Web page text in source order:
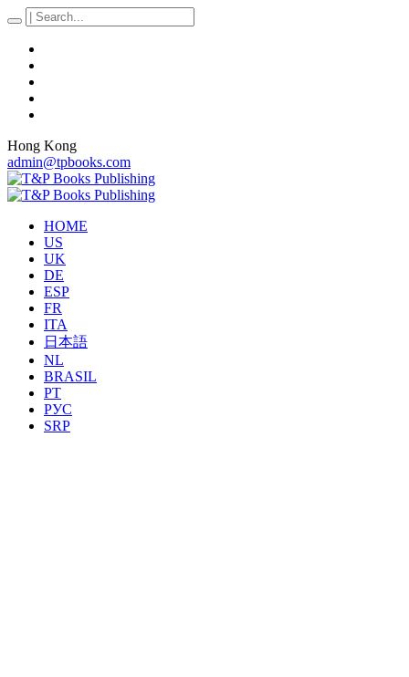
Hong Kong
admin@tpbooks.com
HOME
US
UK
DE
ESP
FR
ITA
日本語
NL
BRASIL
PT
РУС
SRP